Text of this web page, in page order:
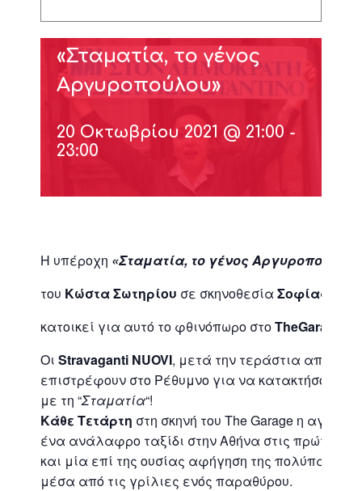
Θεατρική παράσταση:
«Σταματία, το γένος
Αργυροπούλου»
20 Οκτωβρίου 2021 @ 21:00 -
23:00
Η υπέροχη «Σταματία, το γένος
του Κώστα Σωτηρίου σε σκηνοθεσία Σοφίας
κατοικεί για αυτό το φθινόπωρο στοTheGarage
Οι Stravaganti NUOVI, μετά την τεράστια απήχηση
επιστρέφουν στο Ρέθυμνο για να κατακτήσουν
με τη “Σταματία“!
Κάθε Τετάρτη στη σκηνή του The Garage η
ένα ανάλαφρο ταξίδι στην Αθήνα στις πρώτες
και μία επί της ουσίας αφήγηση της πολύπαθης
μέσα από τις γρίλιες ενός παραθύρου.